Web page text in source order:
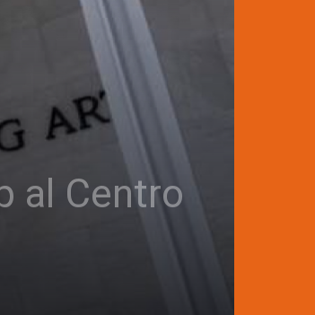
al Centro